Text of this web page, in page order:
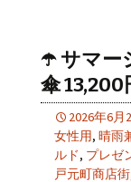
☂️ サマー
傘 13,200
2026年6月
女性用, 晴雨
ルド, プレゼ
戸元町商店街